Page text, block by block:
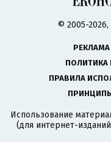
© 2005-
РЕКЛАМА
ПРАВИЛА
Использование
(для интернет-